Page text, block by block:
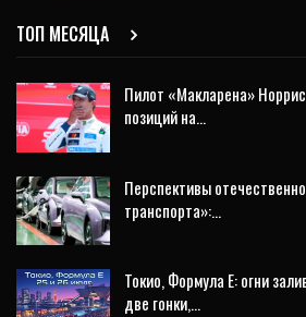
ТОП МЕСЯЦА
Пилот «Макларена»
позиций на…
Перспективы
транспорта»:…
Токио, Формула E: огни
две гонки,…